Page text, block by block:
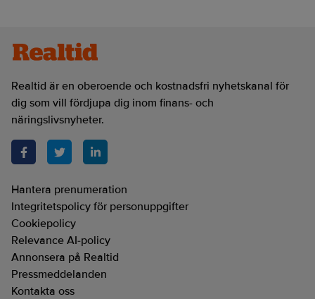
Realtid är en oberoende och kostnadsfri nyhetskanal för
dig som vill fördjupa dig inom finans- och
näringslivsnyheter.
Hantera prenumeration
Integritetspolicy för personuppgifter
Cookiepolicy
Relevance AI-policy
Annonsera på Realtid
Pressmeddelanden
Kontakta oss